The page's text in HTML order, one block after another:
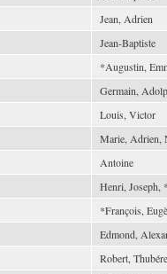
Jean, Adrien
Jean-Baptiste
*Augustin,
Germain,
Louis, Victor
Marie, Adrien,
Antoine
Henri, Joseph,
*François,
Edmond,
Robert,